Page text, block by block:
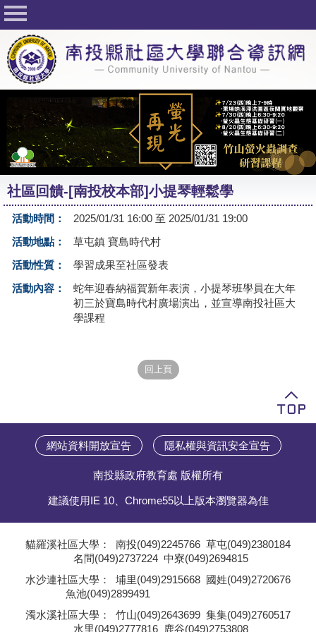
回首頁
關於社大
公佈欄
行事曆
最新活動
活動花絮
課程一覽表
志工與社團
友站連結
社區回饋-[南投校本部]小提琴輕鬆學
活動時間：
2025/01/31 16:00 至 2025/01/31 19:00
活動地點：
草屯鎮 寶島時代村
活動性質：
學習成果至社區發表
活動內容：
蛇年迎春納福賀新年表演，小提琴班學員在大年
初三於寶島時代村廣場演出，並宣導南投社區大
學課程
網站資料開放宣告 隱私權與資訊安全宣告
南投縣政府教育處 版權所有
建議使用IE 10、Chrome55以上版本瀏覽器為佳
貓羅溪社區大學： 南投(049)2245766 草屯(049)2380184
名間(049)2737224 中寮(049)2694815
水沙連社區大學： 埔里(049)2915668 國姓(049)2720676
魚池(049)2899491
濁水溪社區大學： 竹山(049)2643699 集集(049)2760517
水里(049)2777816 鹿谷(049)2753808